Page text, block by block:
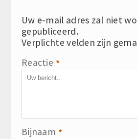
Uw e-mail adres zal niet
gepubliceerd.
Verplichte velden zijn
Reactie *
Bijnaam *